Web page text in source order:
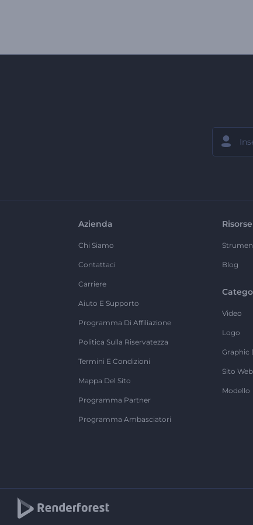
Azienda
Chi Siamo
Contattaci
Carriere
Aiuto E Supporto
Programma Di Affiliazione
Politica Sulla Riservatezza
Termini E Condizioni
Mappa Del Sito
Programma Partner
Programma Ambasciatori
Risorse
Blog
Video
Logo
Graphic
Sito Web
Modello